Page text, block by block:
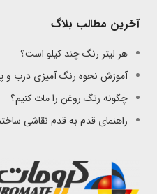
آخرین مطالب بلاگ
هر لیتر رنگ چند کیلو است؟
آموزش نحوه رنگ آمیزی درب و
چگونه رنگ روغن را مات کنیم؟
راهنمای قدم به قدم نقاشی